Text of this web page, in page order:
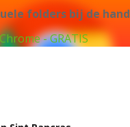
folders bij de hand
- GRATIS